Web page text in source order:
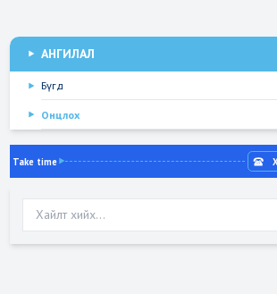
АНГИЛАЛ
Бүгд
Онцлох
Take time